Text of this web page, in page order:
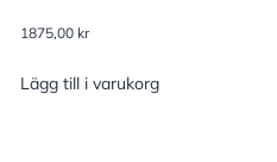
1875,00 kr
Lägg till i varukorg